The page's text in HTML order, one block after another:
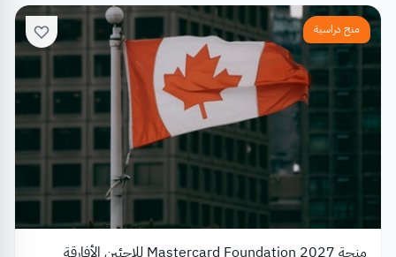
منح دراسية